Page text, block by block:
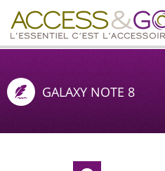
GALAXY NOTE 8